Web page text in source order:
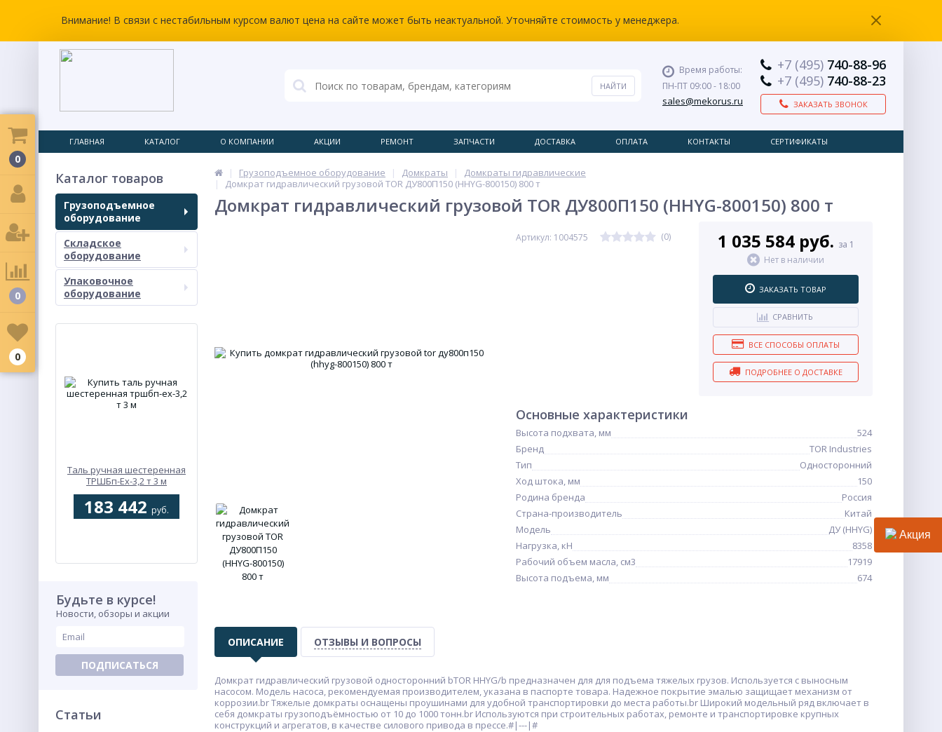
Внимание! В связи с нестабильным курсом валют цена на сайте может быть неактуальной. Уточняйте стоимость у менеджера.
Время работы:
ПН-ПТ 09:00 - 18:00
sales@mekorus.ru
+7 (495) 740-88-96
+7 (495) 740-88-23
ЗАКАЗАТЬ ЗВОНОК
ГЛАВНАЯ КАТАЛОГ О КОМПАНИИ АКЦИИ РЕМОНТ ЗАПЧАСТИ ДОСТАВКА ОПЛАТА КОНТАКТЫ СЕРТИФИКАТЫ
Каталог товаров
Грузоподъемное
оборудование
Складское
оборудование
Упаковочное
оборудование
Таль ручная шестеренная
ТРШБп-Ех-3,2 т 3 м
183 442 руб.
Будьте в курсе!
Новости, обзоры и акции
ПОДПИСАТЬСЯ
Статьи
Грузоподъемное оборудование Домкраты
Домкраты гидравлические
Домкрат гидравлический грузовой TOR ДУ800П150 (HHYG-800150) 800 т
Домкрат гидравлический грузовой TOR ДУ800П150 (HHYG-800150) 800 т
Артикул: 1004575 (0) 1 035 584 руб. за 1
Нет в наличии
ЗАКАЗАТЬ ТОВАР
СРАВНИТЬ
ВСЕ СПОСОБЫ ОПЛАТЫ
ПОДРОБНЕЕ О ДОСТАВКЕ
Основные характеристики
Высота подхвата, мм
524
Бренд
TOR Industries
Тип
Односторонний
Ход штока, мм
150
Родина бренда
Россия
Страна-производитель
Китай
Модель
ДУ (HHYG)
Нагрузка, кН
8358
Рабочий объем масла, см3
17919
Высота подъема, мм
674
ОПИСАНИЕ ОТЗЫВЫ И ВОПРОСЫ
Домкрат гидравлический грузовой односторонний bTOR HHYG/b предназначен для для подъема тяжелых грузов. Используется с выносным
насосом. Модель насоса, рекомендуемая производителем, указана в паспорте товара. Надежное покрытие эмалью защищает механизм от
коррозии.br Тяжелые домкраты оснащены проушинами для удобной транспортировки до места работы.br Широкий модельный ряд включает в
себя домкраты грузоподъёмностью от 10 до 1000 тонн.br Используются при строительных работах, ремонте и транспортировке крупных
конструкций и агрегатов, в качестве силового привода в прессе.#|---|#
0
0
0
Акция